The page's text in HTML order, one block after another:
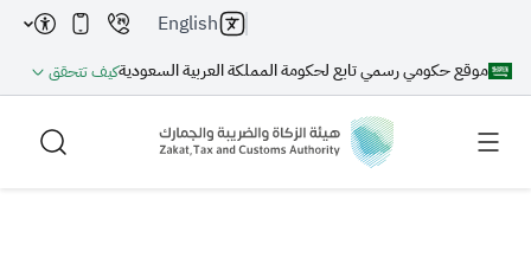
موقع حكومي رسمي تابع لحكومة المملكة العربية السعوديةكيف تتحقق
English